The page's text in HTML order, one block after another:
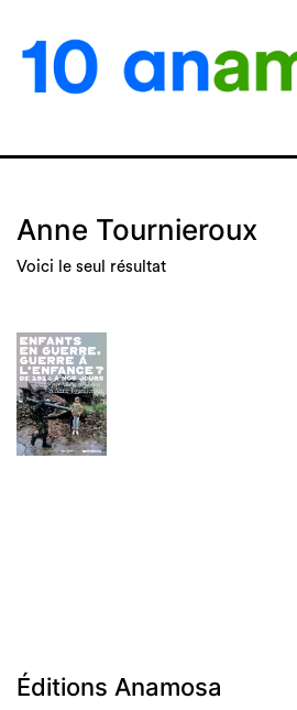
Anne Tournieroux
Voici le seul résultat
Éditions Anamosa